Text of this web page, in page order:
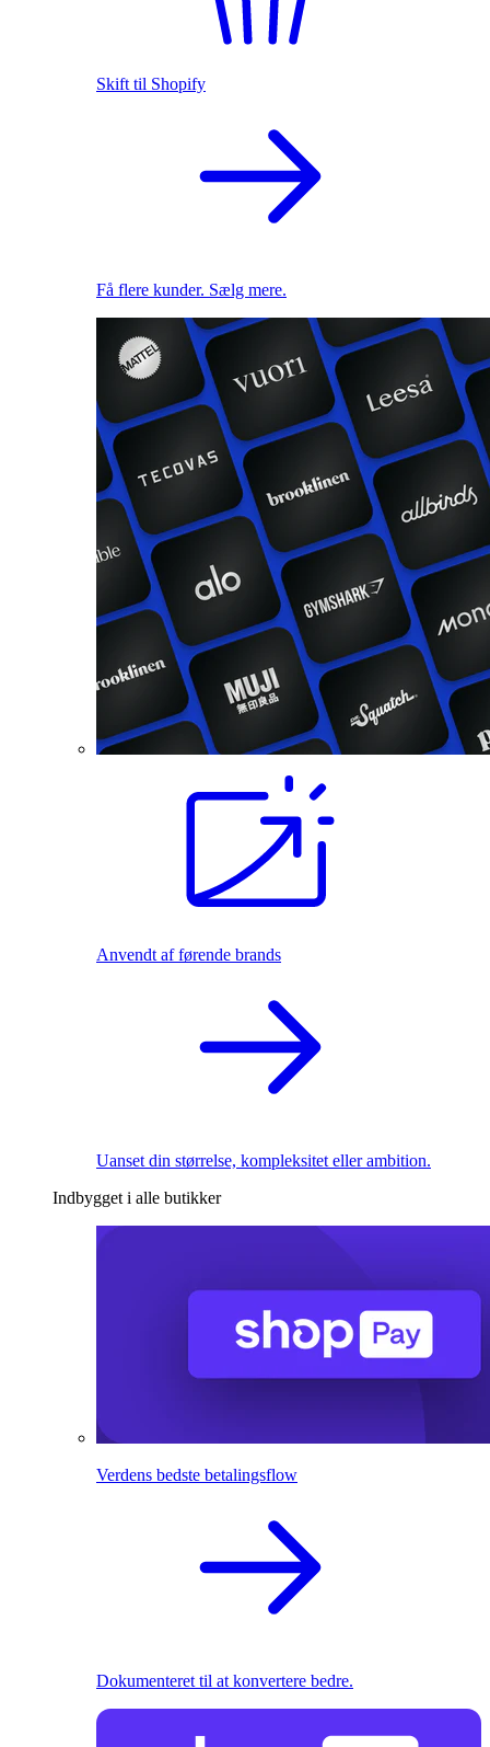
Skift til Shopify
Få flere kunder. Sælg mere.
Anvendt af førende brands
Uanset din størrelse, kompleksitet eller ambition.
Indbygget i alle butikker
Verdens bedste betalingsflow
Dokumenteret til at konvertere bedre.